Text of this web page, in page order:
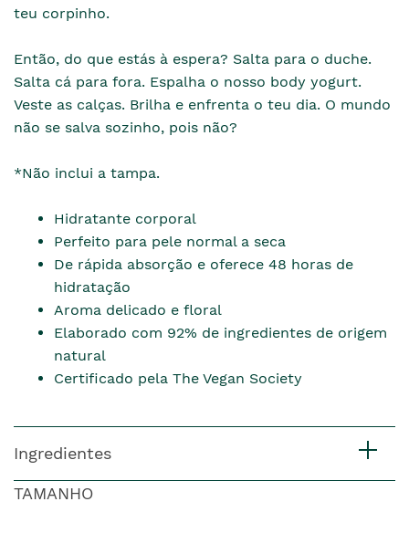
teu corpinho.
Então, do que estás à espera? Salta para o duche.
Salta cá para fora. Espalha o nosso body yogurt.
Veste as calças. Brilha e enfrenta o teu dia. O mundo
não se salva sozinho, pois não?
*Não inclui a tampa.
Hidratante corporal
Perfeito para pele normal a seca
De rápida absorção e oferece 48 horas de
hidratação
Aroma delicado e floral
Elaborado com 92% de ingredientes de origem
natural
Certificado pela The Vegan Society
Ingredientes
TAMANHO